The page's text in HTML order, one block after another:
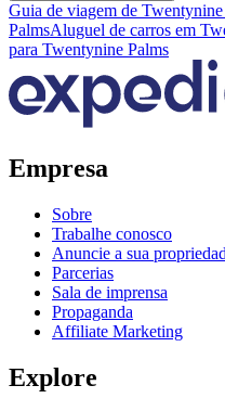
Guia de viagem de Twentynine
PalmsAluguel de carros em
para Twentynine Palms
Empresa
Sobre
Trabalhe conosco
Anuncie a sua
Parcerias
Sala de imprensa
Propaganda
Affiliate Marketing
Explore